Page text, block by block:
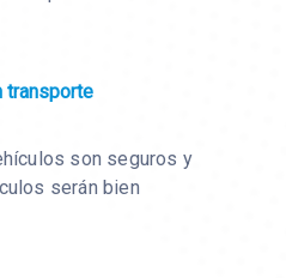
transporte
son seguros y
serán bien